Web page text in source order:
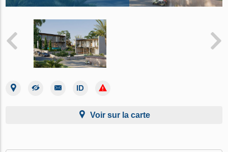
Voir sur la carte